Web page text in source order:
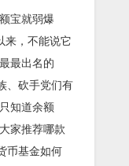
宝就弱爆
来，不能说它
最出名的
、砍手党们有
知道余额
家推荐哪款
币基金如何